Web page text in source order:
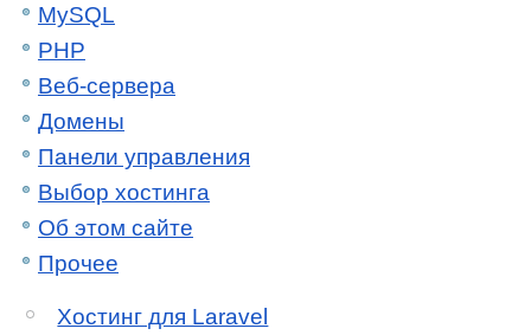
MySQL
PHP
Веб-сервера
Домены
Панели управления
Выбор хостинга
Об этом сайте
Прочее
Хостинг для Laravel